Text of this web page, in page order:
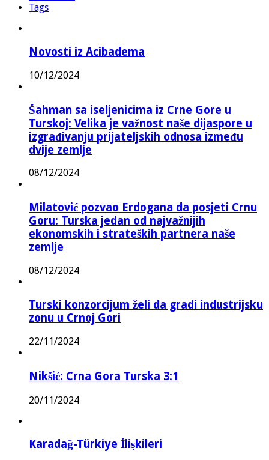
Tags
Novosti iz Acibadema
10/12/2024
Šahman sa iseljenicima iz Crne Gore u
Turskoj: Velika je važnost naše dijaspore u
izgrađivanju prijateljskih odnosa između
dvije zemlje
08/12/2024
Milatović pozvao Erdogana da posjeti Crnu
Goru: Turska jedan od najvažnijih
ekonomskih i strateških partnera naše
zemlje
08/12/2024
Turski konzorcijum želi da gradi industrijsku
zonu u Crnoj Gori
22/11/2024
Nikšić: Crna Gora Turska 3:1
20/11/2024
Karadağ-Türkiye İlişkileri